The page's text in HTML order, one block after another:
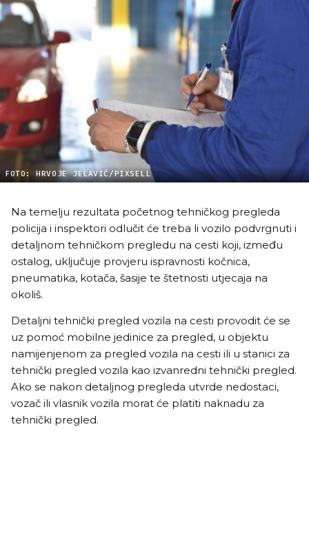
FOTO: HRVOJE JELAVIĆ/PIXSELL
Na temelju rezultata početnog tehničkog pregleda
policija i inspektori odlučit će treba li vozilo podvrgnuti i
detaljnom tehničkom pregledu na cesti koji, između
ostalog, uključuje provjeru ispravnosti kočnica,
pneumatika, kotača, šasije te štetnosti utjecaja na
okoliš.
Detaljni tehnički pregled vozila na cesti provodit će se
uz pomoć mobilne jedinice za pregled, u objektu
namijenjenom za pregled vozila na cesti ili u stanici za
tehnički pregled vozila kao izvanredni tehnički pregled.
Ako se nakon detaljnog pregleda utvrde nedostaci,
vozač ili vlasnik vozila morat će platiti naknadu za
tehnički pregled.